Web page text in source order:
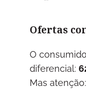
Ofertas
O
diferencial:
Mas atenção: